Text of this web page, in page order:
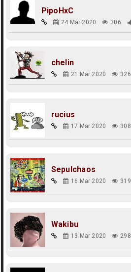
PipoHxC
24 Mar 2020 306
chelin
21 Mar 2020 326
rucius
17 Mar 2020 308
Sepulchaos
16 Mar 2020 319
Wakibu
13 Mar 2020 298